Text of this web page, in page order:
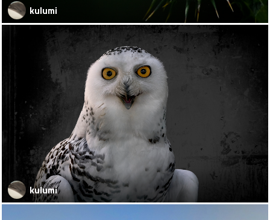
kulumi
kulumi